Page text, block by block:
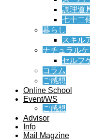
調理道
七十二
暮らし
スキル
ナチュラルケ
セルフ
コラム
ご感想
Online School
Event/WS
ご感想
Advisor
Info
Mail Magzine